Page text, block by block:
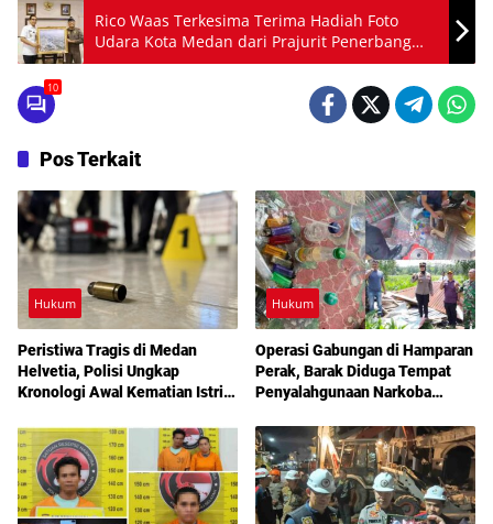
Rico Waas Terkesima Terima Hadiah Foto
Udara Kota Medan dari Prajurit Penerbang
Elit TNI AU
10
Pos Terkait
Hukum
Peristiwa Tragis di Medan
Helvetia, Polisi Ungkap
Kronologi Awal Kematian Istri
Hukum
Operasi Gabungan di Hamparan
Perak, Barak Diduga Tempat
Penyalahgunaan Narkoba